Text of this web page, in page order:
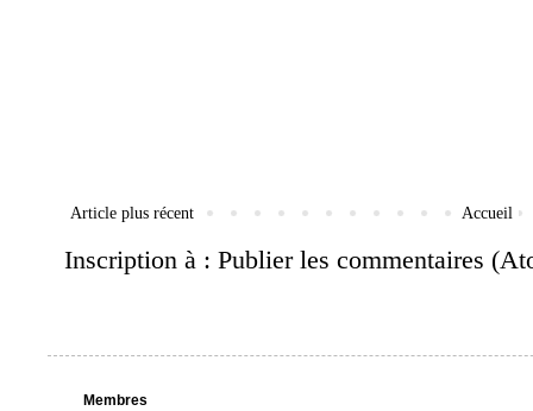
Article plus récent Accueil
Inscription à : Publier les commentaires
Membres